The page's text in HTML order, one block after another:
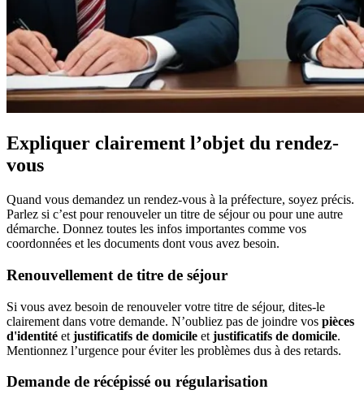
Expliquer clairement l’objet du rendez-
vous
Quand vous demandez un rendez-vous à la préfecture, soyez précis.
Parlez si c’est pour renouveler un titre de séjour ou pour une autre
démarche. Donnez toutes les infos importantes comme vos
coordonnées et les documents dont vous avez besoin.
Renouvellement de titre de séjour
Si vous avez besoin de renouveler votre titre de séjour, dites-le
clairement dans votre demande. N’oubliez pas de joindre vos pièces
d'identité et justificatifs de domicile et justificatifs de domicile.
Mentionnez l’urgence pour éviter les problèmes dus à des retards.
Demande de récépissé ou régularisation